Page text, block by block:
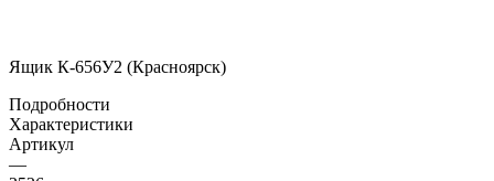
Ящик К-656У2 (Красноярск)
Подробности
Характеристики
Артикул
—